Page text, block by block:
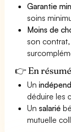
Garantie
soins
Moins de
son
👉 En
Un
déduire les
Unsalarié
mutuelle